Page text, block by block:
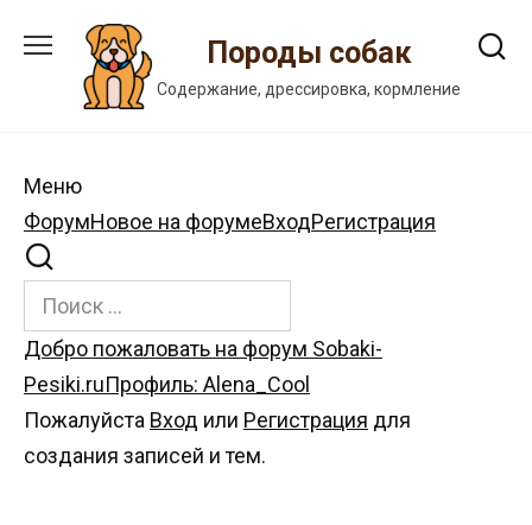
содержанию
Породы собак
Содержание, дрессировка, кормление
Меню
Навигация
Форума
ФорумНовое на форумеВходРегистрация
Форум
breadcrumbs
-
Вы
Добро пожаловать на форум Sobaki-
Pesiki.ruПрофиль: Alena_Cool
Пожалуйста Вход или Регистрация для
создания записей и тем.